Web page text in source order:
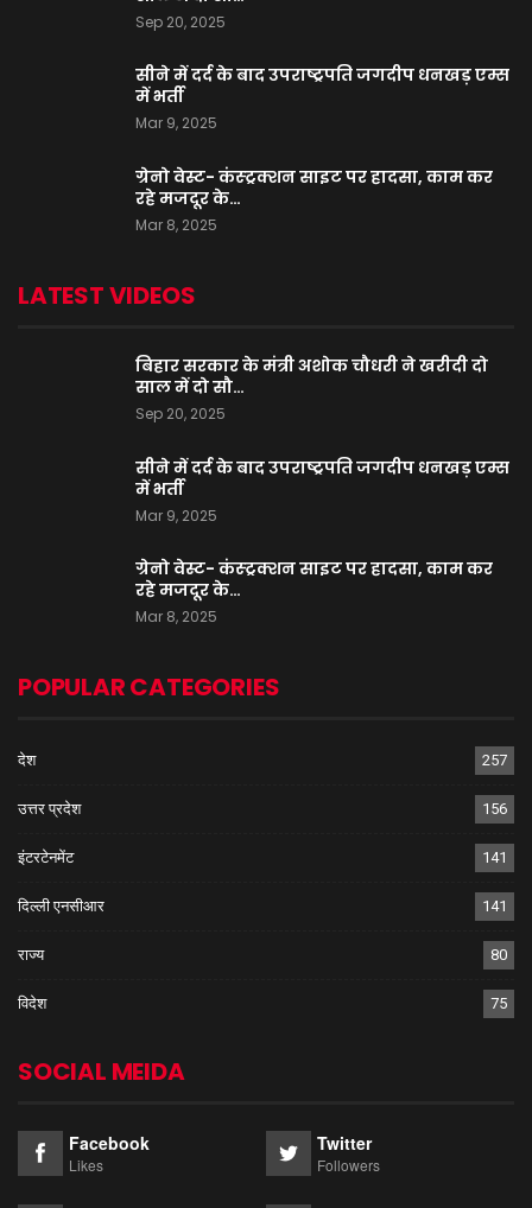
Sep 20, 2025
सीने में दर्द के बाद उपराष्ट्रपति जगदीप धनखड़ एम्स
में भर्ती
Mar 9, 2025
ग्रेनो वेस्ट- कंस्ट्रक्शन साइट पर हादसा, काम कर
रहे मजदूर के…
Mar 8, 2025
LATEST VIDEOS
बिहार सरकार के मंत्री अशोक चौधरी ने खरीदी दो
साल में दो सौ…
Sep 20, 2025
सीने में दर्द के बाद उपराष्ट्रपति जगदीप धनखड़ एम्स
में भर्ती
Mar 9, 2025
ग्रेनो वेस्ट- कंस्ट्रक्शन साइट पर हादसा, काम कर
रहे मजदूर के…
Mar 8, 2025
POPULAR CATEGORIES
देश 257
उत्तर प्रदेश 156
इंटरटेनमेंट 141
दिल्ली एनसीआर 141
राज्य 80
विदेश 75
SOCIAL MEIDA
Facebook
Likes
Twitter
Followers